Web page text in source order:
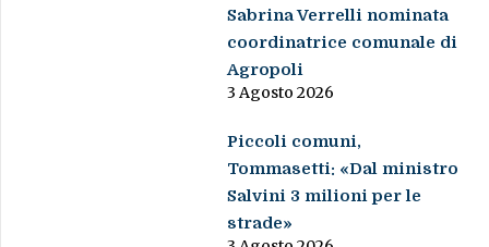
Sabrina Verrelli nominata
coordinatrice comunale di
Agropoli
3 Agosto 2026
Piccoli comuni,
Tommasetti: «Dal ministro
Salvini 3 milioni per le
strade»